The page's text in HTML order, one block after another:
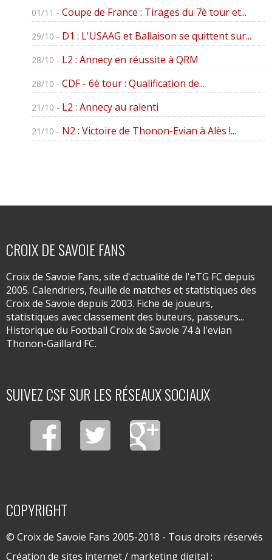
01/11 - Coupe de France : Tirages du 7è tour et...
29/10 - D1 : L'USAAG et Ballaison se quittent sur...
28/10 - L2 : Annecy en réussite à QRM
28/10 - CDF - 6è tour : Qualification de...
21/10 - L2 : Annecy au ralenti
21/10 - N2 : Victoire de Thonon-Evian à Alès !...
CROIX DE SAVOIE FANS
Croix de Savoie Fans, site d'actualité de l'eTG FC depuis
2005. Calendriers, feuille de matches et statistiques des
Croix de Savoie depuis 2003. Fiche de joueurs,
statistiques avec classement des buteurs, passeurs...
Historique du Football Croix de Savoie 74 à l'evian
Thonon-Gaillard FC.
SUIVEZ CSF SUR LES RÉSEAUX SOCIAUX
COPYRIGHT
© Croix de Savoie Fans 2005-2018 - Tous droits réservés
Création de sites internet / marketing digital :